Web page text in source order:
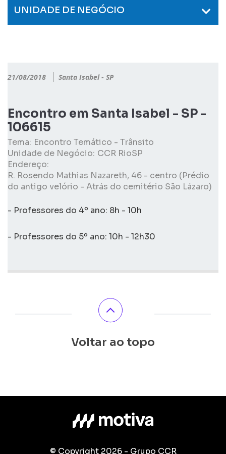
UNIDADE DE NEGÓCIO
21/08/2018 Santa Isabel - SP
Encontro em Santa Isabel - SP -
106615
Tema: Encontro Temático - Trânsito
Unidade de Negócio: CCR RioSP
Endereço:
R. Rosendo Mathias Nazareth, 46 - centro (Prédio
do antigo velório - Atrás do cemitério São Lázaro)
- Professores do 4º ano: 8h - 10h
- Professores do 5º ano: 10h - 12h30
Voltar ao topo
© Copyright 2026 - Grupo CCR